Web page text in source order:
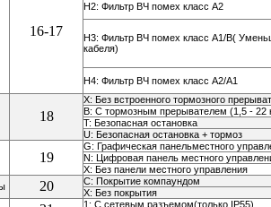
16-17
H2: Фильтр ВЧ помех класс A2
H3: Фильтр ВЧ помех класс A1/B(
кабеля)
H4: Фильтр ВЧ помех класс A2/A1
18
X: Без встроенного тормозного
B: С тормозным прерывателем (1,5 - 22
T: Безопасная остановка
U: Безопасная остановка + тормоз
19
G: Графическая панельместного
N: Цифровая панель местного
Х: Без панели местного управления
20
С: Покрытие компаундом
Х: Без покрытия
1: С сетевым разъемом(только IP55)